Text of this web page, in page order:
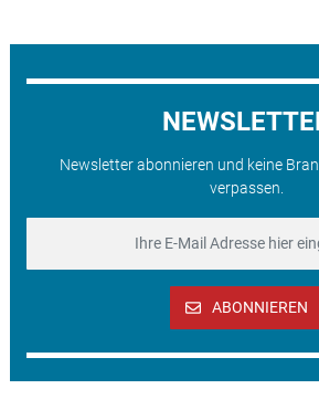
Newsletter abonnieren und keine
verpassen.
ABONNIEREN